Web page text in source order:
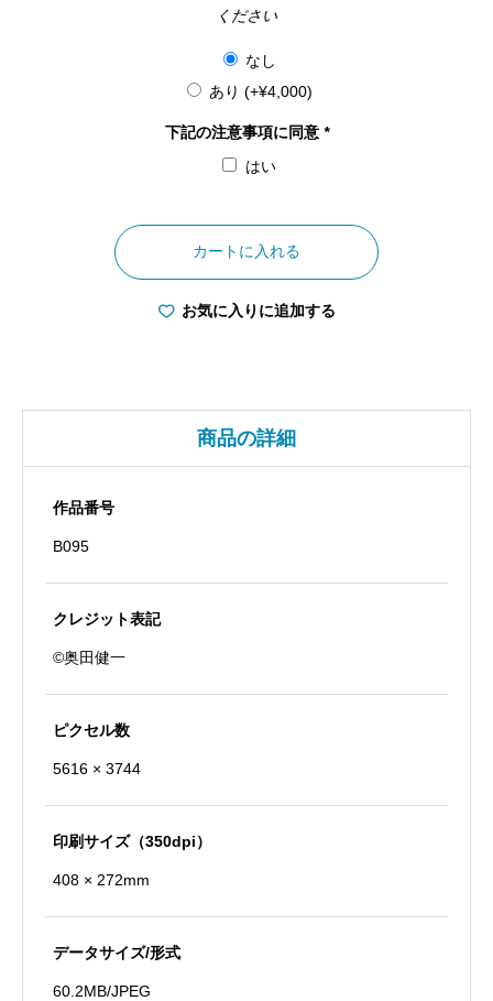
ください
なし
あり (+¥4,000)
下記の注意事項に同意 *
はい
阪
府
天
輿
個
カートに入れる
お気に入りに追加する
商品の詳細
作品番号
B095
クレジット表記
©奥田健一
ピクセル数
5616 × 3744
印刷サイズ（350dpi）
408 × 272mm
データサイズ/形式
60.2MB/JPEG